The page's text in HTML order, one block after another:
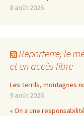
8 août 2026
Reporterre, le
et en accès libre
Les terrils, montagnes
9 août 2026
« On a une